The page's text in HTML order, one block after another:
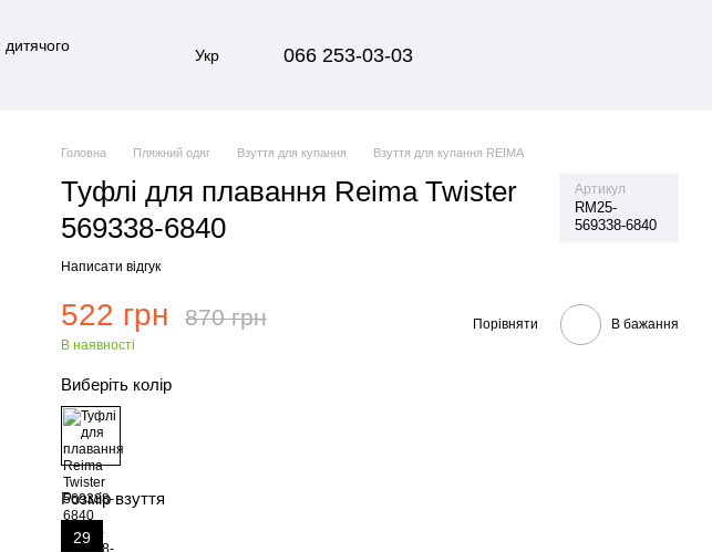
Укр 066 253-03-03
Головна Пляжний одяг Взуття для купання Взуття для купання REIMA
Туфлі для плавання Reima Twister
569338-6840
Артикул
RM25-
569338-6840
Написати відгук
522 грн 870 грн
В наявності
Порівняти В бажання
Виберіть колір
Розмір взуття
29